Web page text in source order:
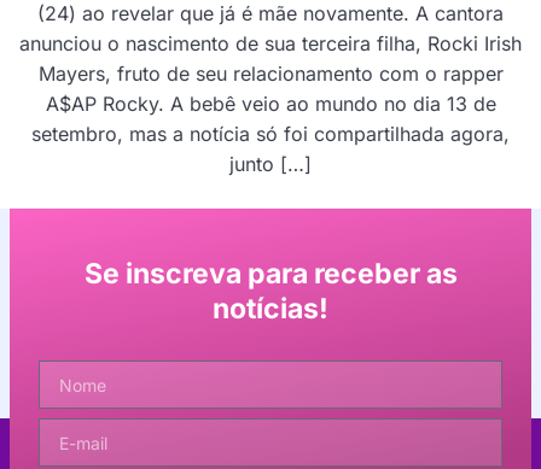
(24) ao revelar que já é mãe novamente. A cantora
anunciou o nascimento de sua terceira filha, Rocki Irish
Mayers, fruto de seu relacionamento com o rapper
A$AP Rocky. A bebê veio ao mundo no dia 13 de
setembro, mas a notícia só foi compartilhada agora,
junto […]
Se inscreva para receber as
notícias!